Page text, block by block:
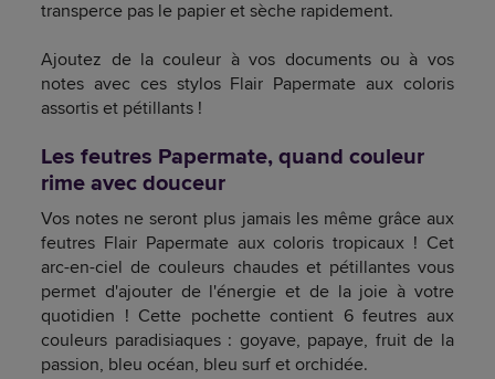
transperce pas le papier et sèche rapidement.
Ajoutez de la couleur à vos documents ou à vos
notes avec ces stylos Flair Papermate aux coloris
assortis et pétillants !
Les feutres Papermate, quand couleur
rime avec douceur
Vos notes ne seront plus jamais les même grâce aux
feutres Flair Papermate aux coloris tropicaux ! Cet
arc-en-ciel de couleurs chaudes et pétillantes vous
permet d'ajouter de l'énergie et de la joie à votre
quotidien ! Cette pochette contient 6 feutres aux
couleurs paradisiaques : goyave, papaye, fruit de la
passion, bleu océan, bleu surf et orchidée.